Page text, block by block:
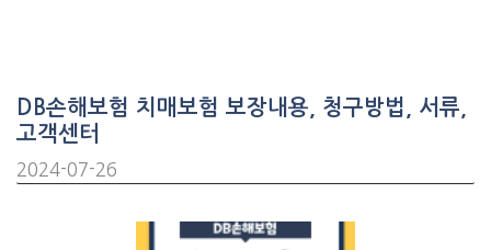
DB손해보험 치매보험 보장내용, 청구방법, 서류,
고객센터
2024-07-26